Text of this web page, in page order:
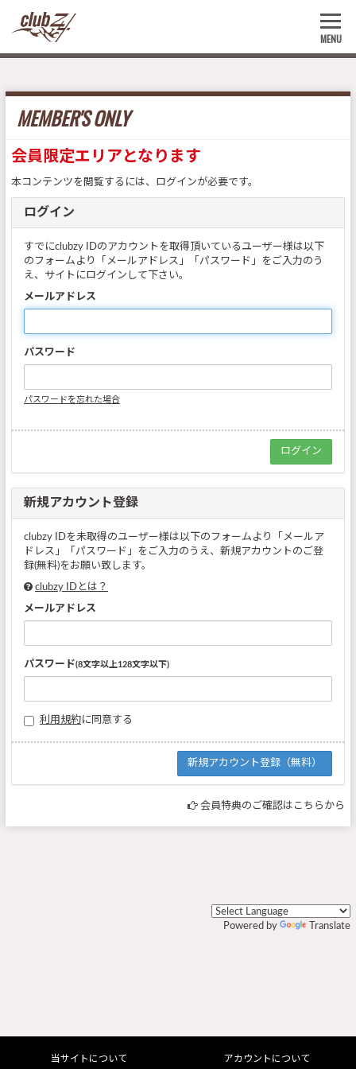
MENU
MEMBER'S ONLY
会員限定エリアとなります
本コンテンツを閲覧するには、ログインが必要です。
ログイン
すでにclubzy IDのアカウントを取得頂いているユーザー様は以下
のフォームより「メールアドレス」「パスワード」をご入力のう
え、サイトにログインして下さい。
メールアドレス
パスワード
パスワードを忘れた場合
新規アカウント登録
clubzy IDを未取得のユーザー様は以下のフォームより「メールア
ドレス」「パスワード」をご入力のうえ、新規アカウントのご登
録(無料)をお願い致します。
clubzy IDとは？
メールアドレス
パスワード(8文字以上128文字以下)
利用規約に同意する
会員特典のご確認はこちらから
Powered by Translate
当サイトについて アカウントについて